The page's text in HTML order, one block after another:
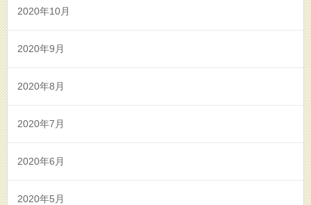
2020年10月
2020年9月
2020年8月
2020年7月
2020年6月
2020年5月